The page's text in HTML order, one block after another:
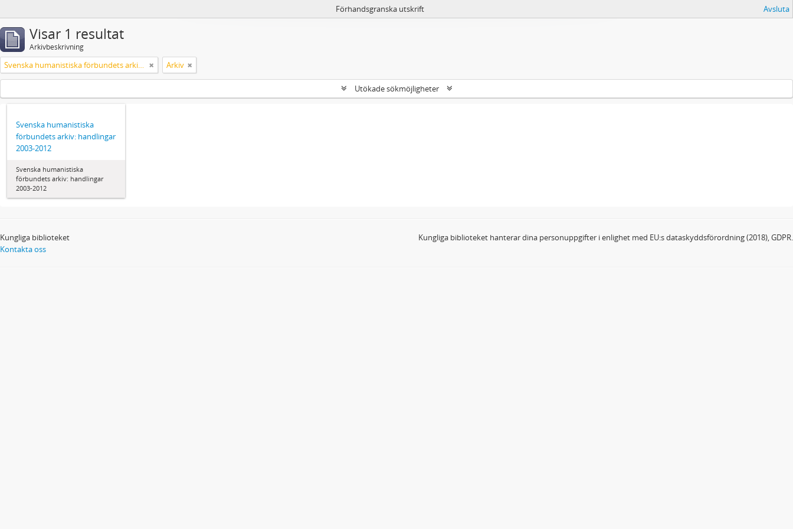
Förhandsgranska utskrift Avsluta
Visar 1 resultat
Arkivbeskrivning
Svenska humanistiska förbundets arkiv: handlingar 2003-2012 Arkiv
Utökade sökmöjligheter
Svenska humanistiska
förbundets arkiv: handlingar
2003-2012
Svenska humanistiska
förbundets arkiv: handlingar
2003-2012
Kungliga biblioteket
Kontakta oss
Kungliga biblioteket hanterar dina personuppgifter i enlighet med EU:s dataskyddsförordning (2018), GDPR.